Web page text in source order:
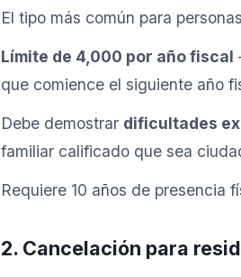
El tipo más común para
Límite de 4,000 por año fiscal
que comience el siguiente año
Debe demostrar dificultades
familiar calificado que sea
Requiere 10 años de presencia
2. Cancelación para